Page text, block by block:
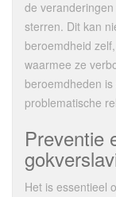
de
sterren. Dit kan
beroemdheid
waarmee ze
beroemdheden
problematische
Preventie
Het is essentieel